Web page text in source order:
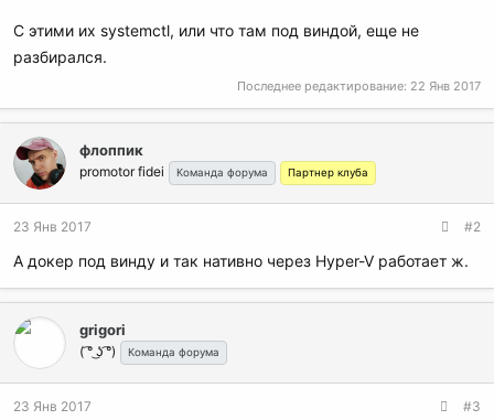
С этими их systemctl, или что там под виндой, еще не
разбирался.
Последнее редактирование: 22 Янв 2017
флоппик
promotor fidei Команда форума Партнер клуба
23 Янв 2017 #2
А докер под винду и так нативно через Hyper-V работает ж.
grigori
( ͡° ͜ʖ ͡°) Команда форума
23 Янв 2017 #3